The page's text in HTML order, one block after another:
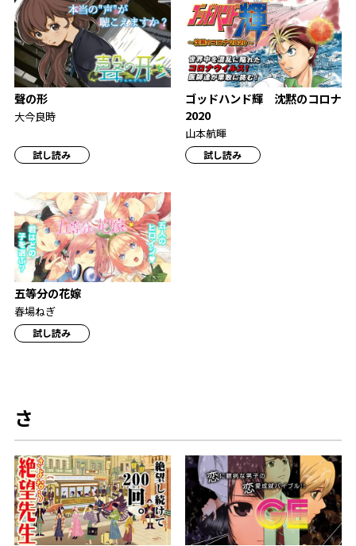
聲の形
大今良時
試し読み
ゴッドハンド輝 沈黙のコロナ
2020
山本航暉
試し読み
五等分の花嫁
春場ねぎ
試し読み
さ